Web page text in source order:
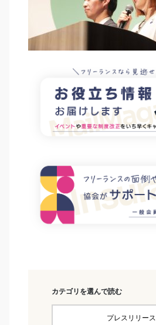
カテゴリを選んで読む
プレスリリース